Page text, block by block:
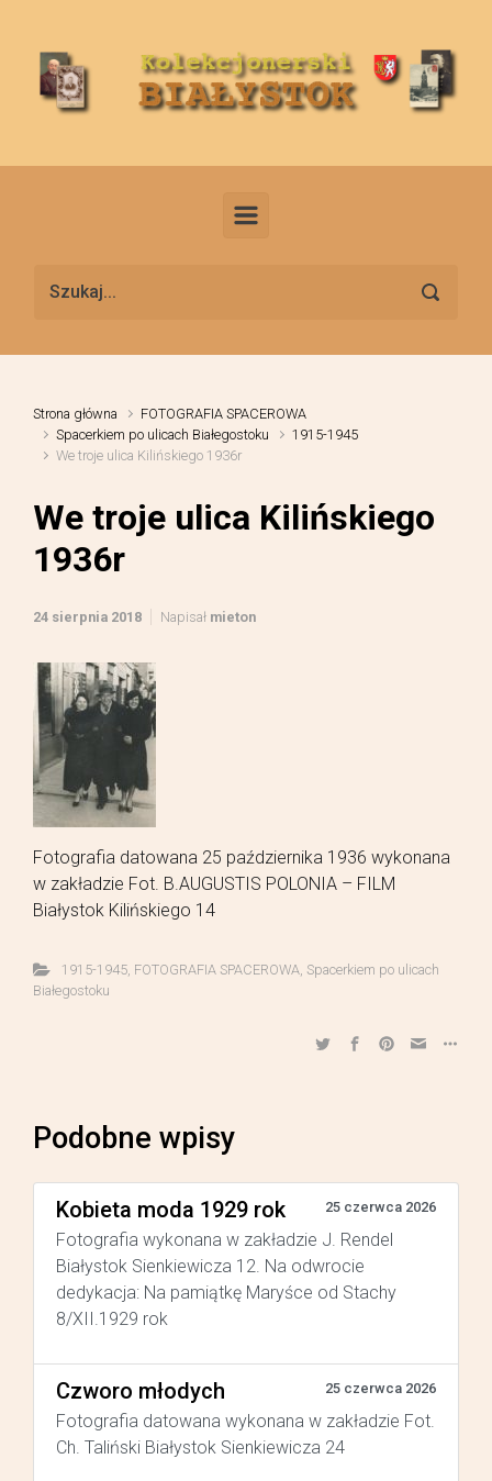
Strona główna
FOTOGRAFIA SPACEROWA
Spacerkiem po ulicach Białegostoku
1915-1945
We troje ulica Kilińskiego 1936r
We troje ulica Kilińskiego
1936r
24 sierpnia 2018 Napisał mieton
Fotografia datowana 25 października 1936 wykonana
w zakładzie Fot. B.AUGUSTIS POLONIA – FILM
Białystok Kilińskiego 14
1915-1945, FOTOGRAFIA SPACEROWA Spacerkiem po ulicach
Białegostoku
Podobne wpisy
Kobieta moda 1929 rok 25 czerwca 2026
Fotografia wykonana w zakładzie J. Rendel
Białystok Sienkiewicza 12. Na odwrocie
dedykacja: Na pamiątkę Maryśce od Stachy
8/XII.1929 rok
Czworo młodych 25 czerwca 2026
Fotografia datowana wykonana w zakładzie Fot.
Ch. Taliński Białystok Sienkiewicza 24